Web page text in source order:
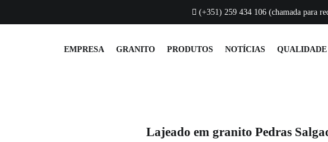
(+351) 259 434 106 (chamada para
EMPRESA GRANITO PRODUTOS NOTÍCIAS QUALIDADE
Lajeado em granitoPedras